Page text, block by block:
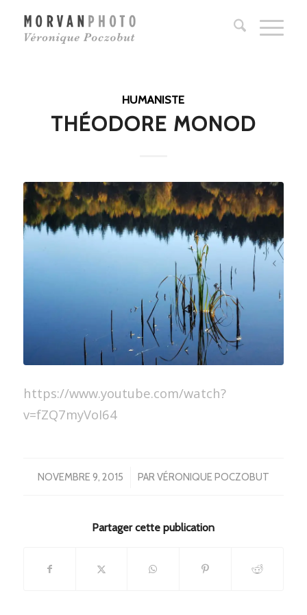
HUMANISTE
THÉODORE MONOD
https://www.youtube.com/watch?
v=fZQ7myVoI64
NOVEMBRE 9, 2015
/ PARVÉRONIQUE POCZOBUT
Partager cette publication